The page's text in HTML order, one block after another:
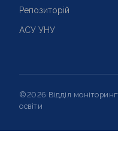
Репозиторій
АСУ УНУ
©2026 Відділ
освіти